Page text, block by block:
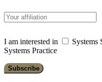
I am interested in Systems
Systems Practice